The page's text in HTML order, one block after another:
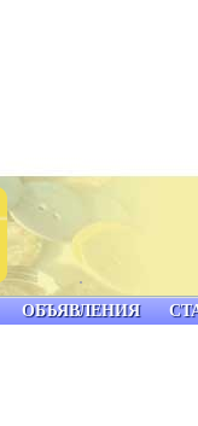
ОБЪЯВЛЕНИЯ